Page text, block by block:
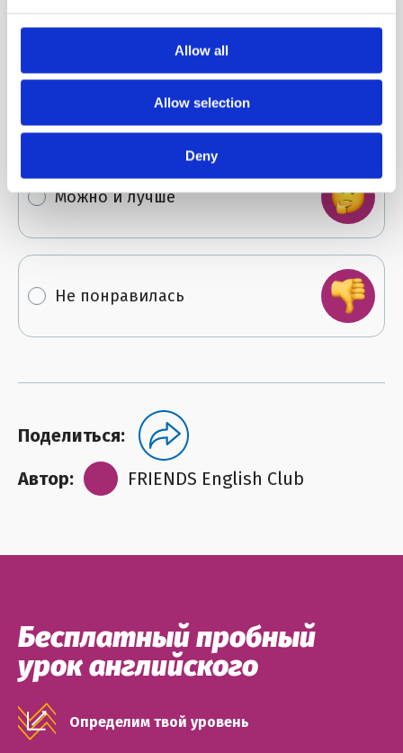
Allow all
Allow selection
Deny
Понравилась ли тебе статья?
Можно и лучше
Не понравилась
Поделиться:
Автор:
FRIENDS English Club
Бесплатный пробный
урок английского
Определим твой уровень